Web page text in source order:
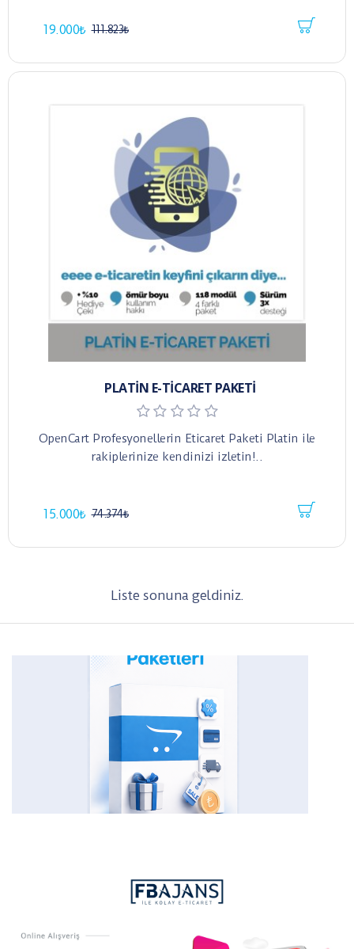
19.000₺ 111.823₺
PLATIN E-TICARET PAKETI
OpenCart Profesyonellerin Eticaret Paketi Platin ile
rakiplerinize kendinizi izletin!..
15.000₺ 74.374₺
Liste sonuna geldiniz.